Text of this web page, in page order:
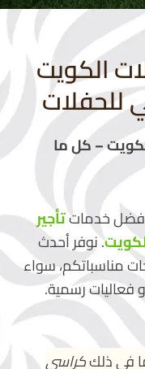
الكويت
– كل ما
خدماتتأجير
. نوفر أحدث
مناسباتكم، سواء
فعاليات رسمية.
في ذلككراسي